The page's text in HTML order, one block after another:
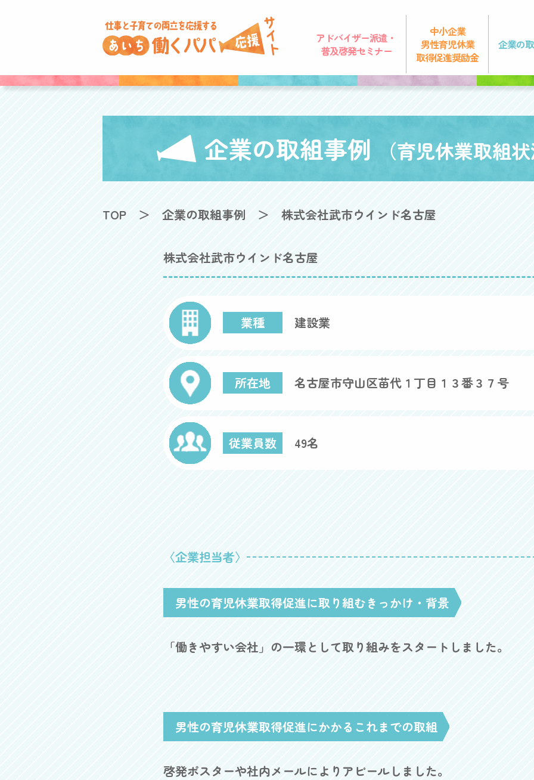
アドバイザー派遣・
普及啓発セミナー
中小企業
男性育児休業
取得促進奨励金
企業の
企業の取組事例 （育児休業取組
TOP 企業の取組事例 株式会社武市ウインド名古屋
株式会社武市ウインド名古屋
業種 建設業
所在地 名古屋市守山区苗代１丁目１３番３７号
従業員数 49名
〈企業担当者〉
男性の育児休業取得促進に取り組むきっかけ・背景
「働きやすい会社」の一環として取り組みをスタートしました。
男性の育児休業取得促進にかかるこれまでの取組
啓発ポスターや社内メールによりアピールしました。